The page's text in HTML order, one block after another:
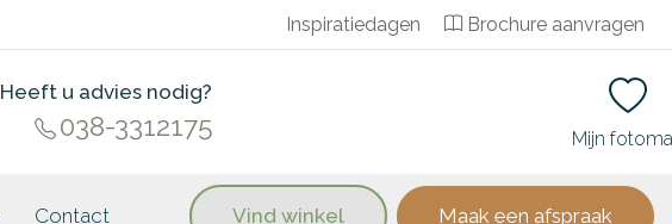
Inspiratiedagen Brochure aanvragen
Heeft u advies nodig?
038-3312175 Mijn
Contact Vind winkel Maak een afspraak